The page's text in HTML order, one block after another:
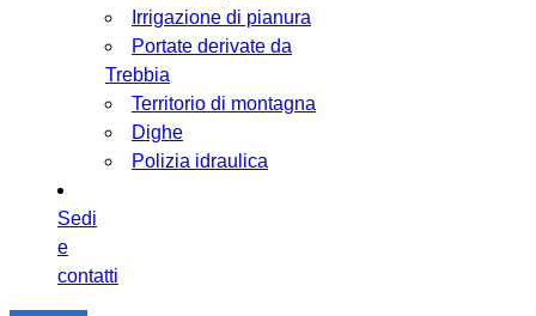
Irrigazione di pianura
Portate derivate da
Trebbia
Territorio di montagna
Dighe
Polizia idraulica
Sedi
e
contatti